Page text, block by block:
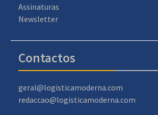
Assinaturas
Newsletter
Contactos
geral@logisticamoderna.com
redaccao@logisticamoderna.com